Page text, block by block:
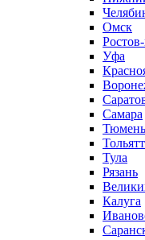
Омск
Уфа
Самара
Тюмень
Тула
Рязань
Калуга